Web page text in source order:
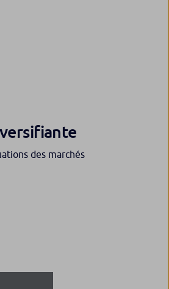
des marchés